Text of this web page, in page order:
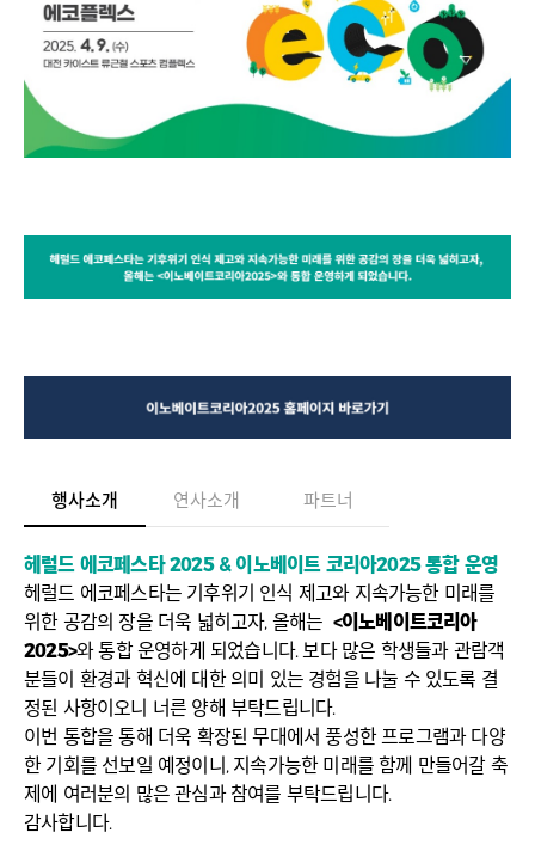
행사소개 연사소개 파트너
헤럴드 에코페스타 2025 & 이노베이트 코리아2025 통합 운영
헤럴드 에코페스타는 기후위기 인식 제고와 지속가능한 미래를
위한 공감의 장을 더욱 넓히고자, 올해는 <이노베이트코리아
2025>와 통합 운영하게 되었습니다. 보다 많은 학생들과 관람객
분들이 환경과 혁신에 대한 의미 있는 경험을 나눌 수 있도록 결
정된 사항이오니 너른 양해 부탁드립니다.
이번 통합을 통해 더욱 확장된 무대에서 풍성한 프로그램과 다양
한 기회를 선보일 예정이니, 지속가능한 미래를 함께 만들어갈 축
제에 여러분의 많은 관심과 참여를 부탁드립니다.
감사합니다.